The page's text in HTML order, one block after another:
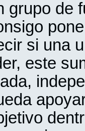
grupo de
si una
este